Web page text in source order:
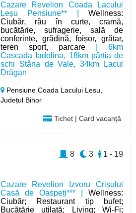
Cazare Revelion Coada Lacului
Leșu Pensiune** | Wellness:
Ciubăr, râu în curte, cramă,
bucătărie, sufragerie, sală de
conferințe, grădină, foișor, grătar,
teren sport, parcare | 6km
Cascada Iadolina, 18km pârtia de
schi Stâna de Vale, 34km Lacul
Drăgan
Pensiune Coada Lacului Lesu,
Județul Bihor
Tichet | Card vacanță
Cazare Revelion Izvoru Crișului
Casă de Oaspeți*** | Wellness:
Ciubăr; Restaurant tip bufet;
Bucătărie utilată; Living; Wi-Fi;
1 - 19
3
8